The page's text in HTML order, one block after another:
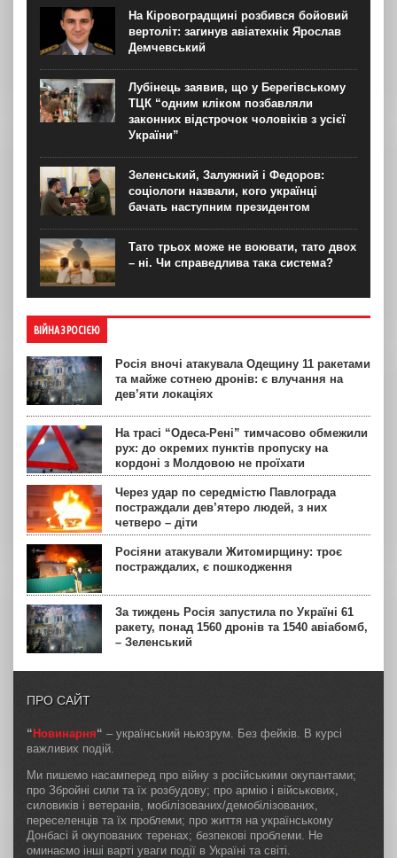
На Кіровоградщині розбився бойовий
вертоліт: загинув авіатехнік Ярослав
Демчевський
Лубінець заявив, що у Берегівському
ТЦК “одним кліком позбавляли
законних відстрочок чоловіків з усієї
України”
Зеленський, Залужний і Федоров:
соціологи назвали, кого українці
бачать наступним президентом
Тато трьох може не воювати, тато двох
– ні. Чи справедлива така система?
ВІЙНА З РОСІЄЮ
Росія вночі атакувала Одещину 11 ракетами
та майже сотнею дронів: є влучання на
дев’яти локаціях
На трасі “Одеса-Рені” тимчасово обмежили
рух: до окремих пунктів пропуску на
кордоні з Молдовою не проїхати
Через удар по середмістю Павлограда
постраждали дев’ятеро людей, з них
четверо – діти
Росіяни атакували Житомирщину: троє
постраждалих, є пошкодження
За тиждень Росія запустила по Україні 61
ракету, понад 1560 дронів та 1540 авіабомб,
– Зеленський
ПРО САЙТ
“Новинарня“ – український ньюзрум. Без фейків. В курсі
важливих подій.
Ми пишемо насамперед про війну з російськими окупантами;
про Збройні сили та їх розбудову; про армію і військових,
силовиків і ветеранів, мобілізованих/демобілізованих,
переселенців та їх проблеми; про життя на українському
Донбасі й окупованих теренах; безпекові проблеми. Не
оминаємо інші варті уваги події в Україні та світі.